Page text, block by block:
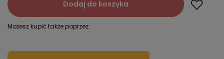
Dodaj do koszyka
Możesz kupić także poprzez: